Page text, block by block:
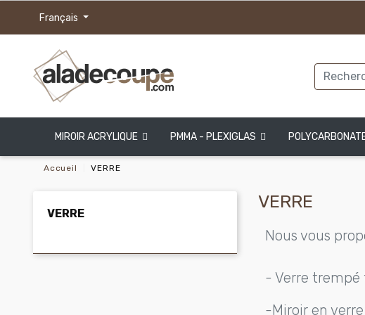
Français
MIROIR ACRYLIQUE PMMA - PLEXIGLAS
Accueil VERRE
VERRE
VERRE
Nous vous
- Verre
-Miroir en